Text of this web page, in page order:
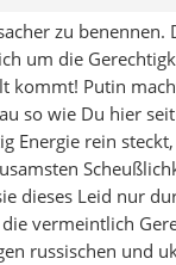
zu
um die
kommt! Putin
so wie Du hier
Energie rein
dieses Leid nur
vermeintlich
russischen und